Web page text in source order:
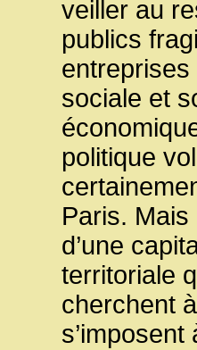
veiller au
publics
entreprises
sociale et
politique
Paris. Mais
d’une
territoriale
cherchent